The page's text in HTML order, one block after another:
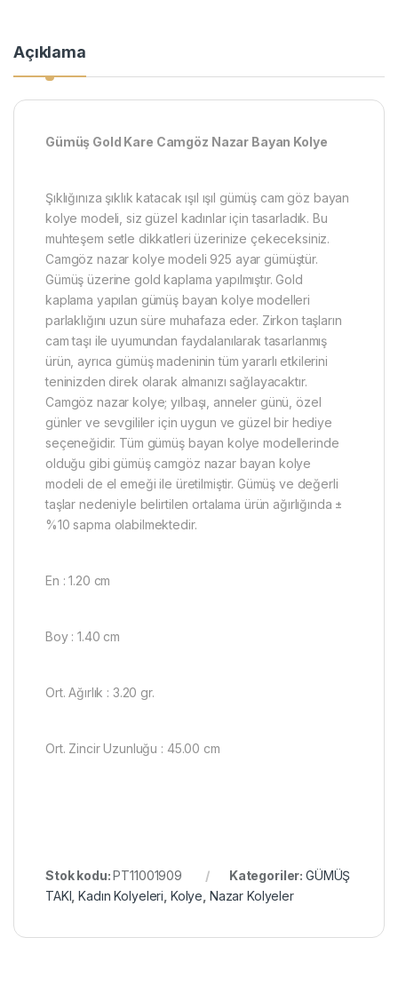
Açıklama
Gümüş Gold Kare Camgöz Nazar Bayan Kolye
Şıklığınıza şıklık katacak ışıl ışıl gümüş cam göz bayan
kolye modeli, siz güzel kadınlar için tasarladık. Bu
muhteşem setle dikkatleri üzerinize çekeceksiniz.
Camgöz nazar kolye modeli 925 ayar gümüştür.
Gümüş üzerine gold kaplama yapılmıştır. Gold
kaplama yapılan gümüş bayan kolye modelleri
parlaklığını uzun süre muhafaza eder. Zirkon taşların
cam taşı ile uyumundan faydalanılarak tasarlanmış
ürün, ayrıca gümüş madeninin tüm yararlı etkilerini
teninizden direk olarak almanızı sağlayacaktır.
Camgöz nazar kolye; yılbaşı, anneler günü, özel
günler ve sevgililer için uygun ve güzel bir hediye
seçeneğidir. Tüm gümüş bayan kolye modellerinde
olduğu gibi gümüş camgöz nazar bayan kolye
modeli de el emeği ile üretilmiştir. Gümüş ve değerli
taşlar nedeniyle belirtilen ortalama ürün ağırlığında ±
%10 sapma olabilmektedir.
En : 1.20 cm
Boy : 1.40 cm
Ort. Ağırlık : 3.20 gr.
Ort. Zincir Uzunluğu : 45.00 cm
Stok kodu:PT11001909 Kategoriler: GÜMÜŞ
TAKI ,Kadın Kolyeleri Kolye Nazar Kolyeler